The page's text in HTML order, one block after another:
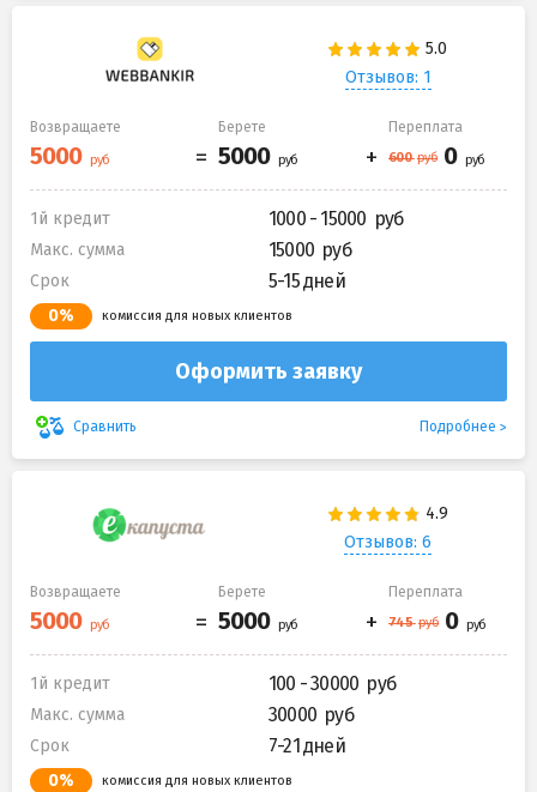
Отзывов: 1
Возвращаете Берете Переплата
1й кредит 1000 - 15000
Макс. сумма 15000
Срок 5-15 дней
0% комиссия для новых клиентов
Оформить заявку
Сравнить Подробнее
Отзывов: 6
Возвращаете Берете Переплата
1й кредит 100 - 30000
Макс. сумма 30000
Срок 7-21 дней
0% комиссия для новых клиентов